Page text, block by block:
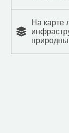
На карте